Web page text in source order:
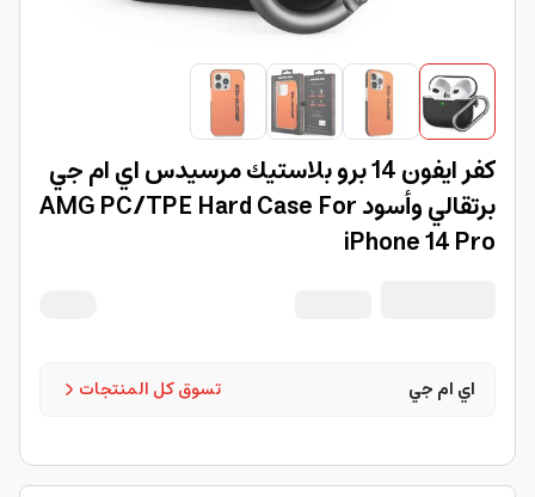
كفر ايفون 14 برو بلاستيك مرسيدس اي ام جي
برتقالي وأسود AMG PC/TPE Hard Case For
iPhone 14 Pro
تسوق كل المنتجات اي ام جي